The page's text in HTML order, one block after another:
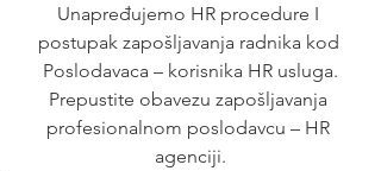
Unapređujemo HR procedure I
postupak zapošljavanja radnika kod
Poslodavaca – korisnika HR usluga.
Prepustite obavezu zapošljavanja
profesionalnom poslodavcu – HR
agenciji.